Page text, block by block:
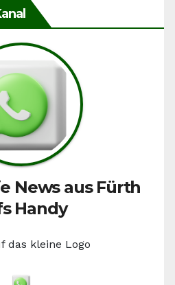
News aus Fürth
Handy
das kleine Logo